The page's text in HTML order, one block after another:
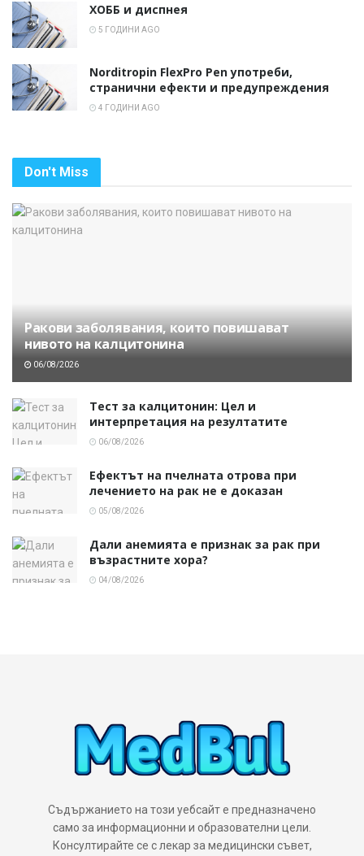
ХОББ и диспнея
5 ГОДИНИ AGO
Norditropin FlexPro Pen употреби,
странични ефекти и предупреждения
4 ГОДИНИ AGO
Don't Miss
Ракови заболявания, които повишават
нивото на калцитонина
06/08/2026
Тест за калцитонин: Цел и
интерпретация на резултатите
06/08/2026
Ефектът на пчелната отрова при
лечението на рак не е доказан
05/08/2026
Дали анемията е признак за рак при
възрастните хора?
04/08/2026
Съдържанието на този уебсайт е предназначено
само за информационни и образователни цели.
Консултирайте се с лекар за медицински съвет,